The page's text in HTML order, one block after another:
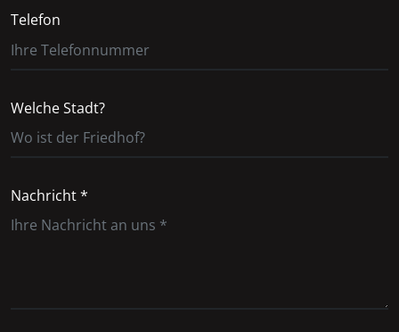
Telefon
Welche Stadt?
Nachricht *